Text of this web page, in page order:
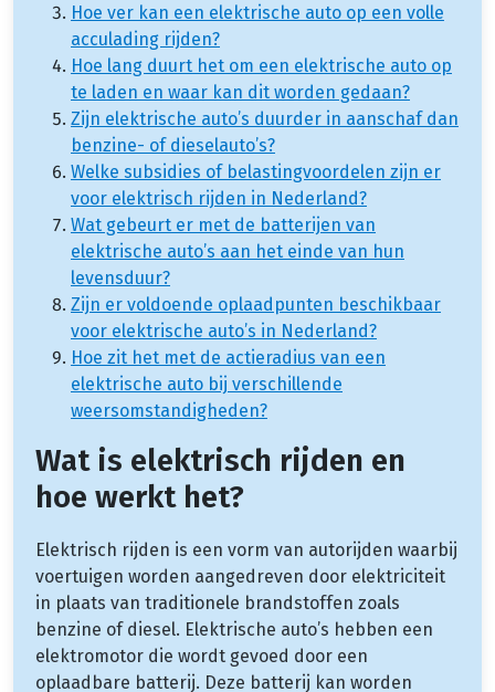
Hoe ver kan een elektrische auto op een volle
acculading rijden?
Hoe lang duurt het om een elektrische auto op
te laden en waar kan dit worden gedaan?
Zijn elektrische auto’s duurder in aanschaf dan
benzine- of dieselauto’s?
Welke subsidies of belastingvoordelen zijn er
voor elektrisch rijden in Nederland?
Wat gebeurt er met de batterijen van
elektrische auto’s aan het einde van hun
levensduur?
Zijn er voldoende oplaadpunten beschikbaar
voor elektrische auto’s in Nederland?
Hoe zit het met de actieradius van een
elektrische auto bij verschillende
weersomstandigheden?
Wat is elektrisch rijden en
hoe werkt het?
Elektrisch rijden is een vorm van autorijden waarbij
voertuigen worden aangedreven door elektriciteit
in plaats van traditionele brandstoffen zoals
benzine of diesel. Elektrische auto’s hebben een
elektromotor die wordt gevoed door een
oplaadbare batterij. Deze batterij kan worden